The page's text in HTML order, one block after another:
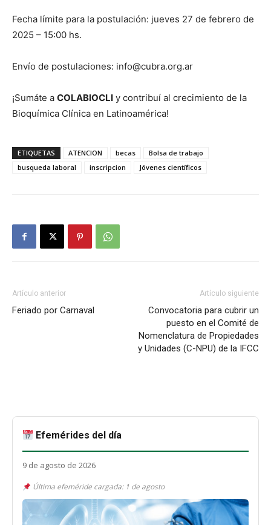
Fecha límite para la postulación: jueves 27 de febrero de
2025 – 15:00 hs.
Envío de postulaciones: info@cubra.org.ar
¡Sumáte a COLABIOCLI y contribuí al crecimiento de la
Bioquímica Clínica en Latinoamérica!
ETIQUETAS ATENCION becas
Bolsa de trabajo
busqueda laboral
inscripcion Jóvenes científicos
Artículo anterior
Feriado por Carnaval
Artículo siguiente
Convocatoria para cubrir un
puesto en el Comité de
Nomenclatura de Propiedades
y Unidades (C-NPU) de la IFCC
Efemérides del día
9 de agosto de 2026
Última efeméride cargada: 1 de agosto